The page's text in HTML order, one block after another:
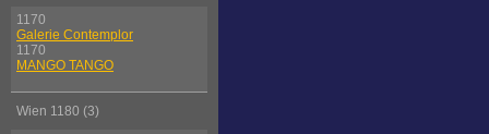
1170
Galerie Contemplor
1170
MANGO TANGO
Wien 1180 (3)